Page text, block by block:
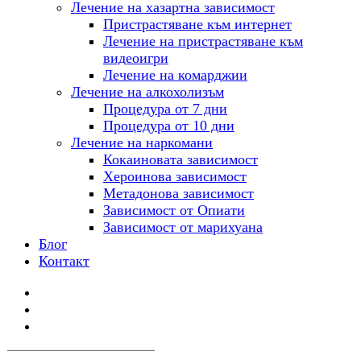
Лечение на хазартна зависимост
Пристрастяване към интернет
Лечение на пристрастяване към
видеоигри
Лечение на комарджии
Лечение на алкохолизъм
Процедура от 7 дни
Процедура от 10 дни
Лечение на наркомани
Кокаиновата зависимост
Хероинова зависимост
Метадонова зависимост
Зависимост от Опиати
Зависимост от марихуана
Блог
Контакт